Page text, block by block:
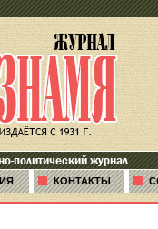
политический журнал
КОНТАКТЫ